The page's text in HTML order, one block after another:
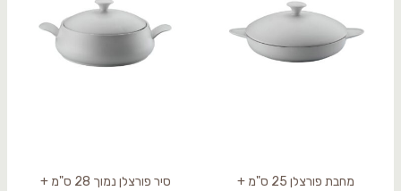
מחבת פורצלן 25 ס"מ +
סיר פורצלן נמוך 28 ס"מ +